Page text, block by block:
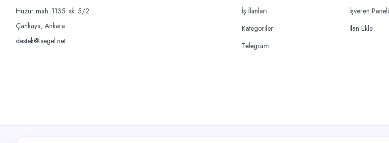
Huzur mah. 1135. sk. 5/2
Çankaya, Ankara
destek@isegel.net
İş İlanları
Kategoriler
Telegram
İşveren Paneli
İlan Ekle